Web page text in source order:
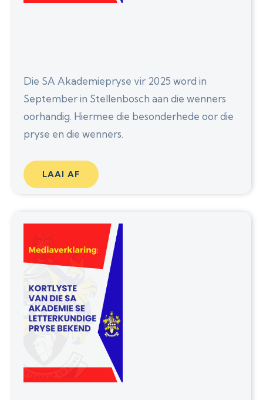
Die SA Akademiepryse vir 2025 word in
September in Stellenbosch aan die wenners
oorhandig. Hiermee die besonderhede oor die
pryse en die wenners.
LAAI AF